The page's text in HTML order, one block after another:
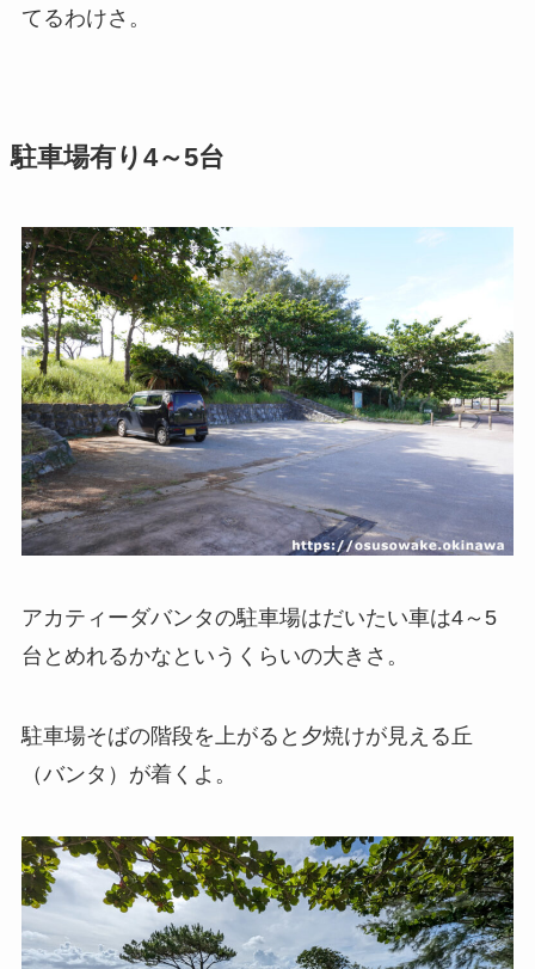
てるわけさ。
駐車場有り4～5台
アカティーダバンタの駐車場はだいたい車は4～5
台とめれるかなというくらいの大きさ。
駐車場そばの階段を上がると夕焼けが見える丘
（バンタ）が着くよ。